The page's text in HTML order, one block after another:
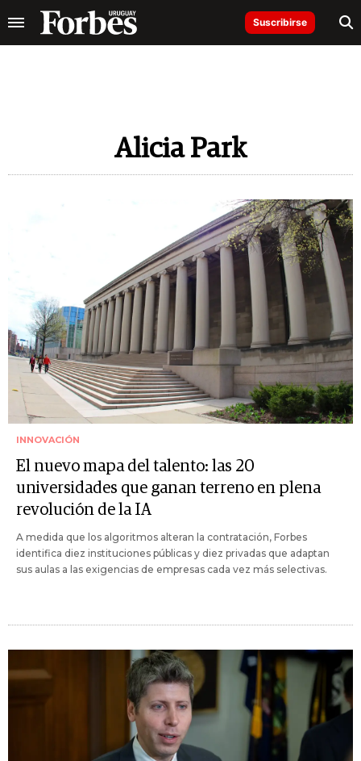
Suscribirse
Alicia Park
INNOVACIÓN
El nuevo mapa del talento: las 20
universidades que ganan terreno en plena
revolución de la IA
A medida que los algoritmos alteran la contratación, Forbes
identifica diez instituciones públicas y diez privadas que adaptan
sus aulas a las exigencias de empresas cada vez más selectivas.